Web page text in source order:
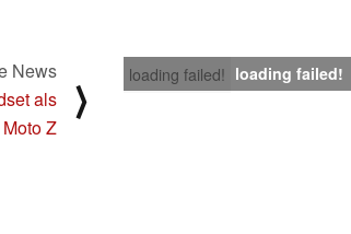
loading failed! loading failed!
News
als
Z
⟩